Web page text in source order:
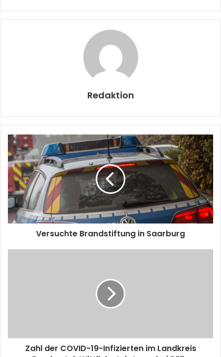
Redaktion
Versuchte Brandstiftung in Saarburg
Zahl der COVID-19-Infizierten im Landkreis